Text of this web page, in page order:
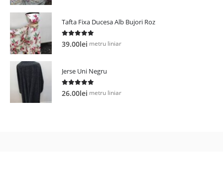
fost:
98.00lei.
49.00lei.
Tafta Fixa Ducesa Alb Bujori Roz
5.00out of 5
39.00lei metru liniar
Jerse Uni Negru
5.00out of 5
26.00lei metru liniar